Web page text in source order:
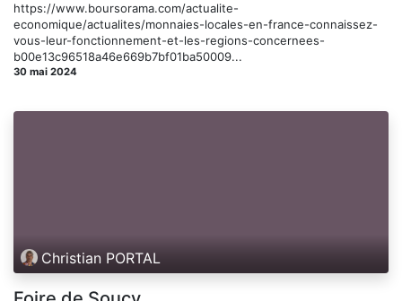
https://www.boursorama.com/actualite-
economique/actualites/monnaies-locales-en-france-connaissez-
vous-leur-fonctionnement-et-les-regions-concernees-
b00e13c96518a46e669b7bf01ba50009...
30 mai 2024
Christian PORTAL